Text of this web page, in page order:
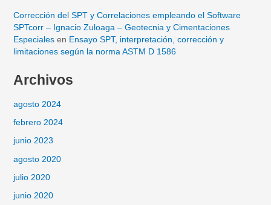
Corrección del SPT y Correlaciones empleando el Software
SPTcorr – Ignacio Zuloaga – Geotecnia y Cimentaciones
Especialesen Ensayo SPT, interpretación, corrección y
limitaciones según la norma ASTM D 1586
Archivos
agosto 2024
febrero 2024
junio 2023
agosto 2020
julio 2020
junio 2020